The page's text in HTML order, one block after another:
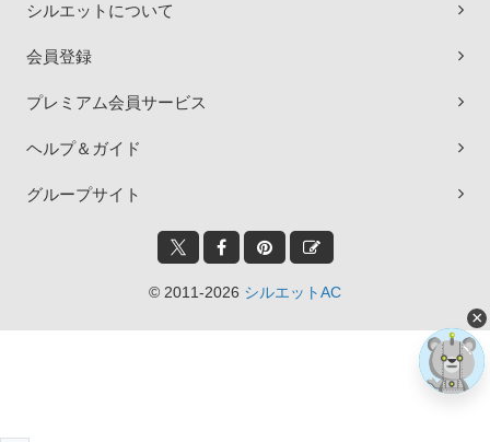
シルエットについて
会員登録
プレミアム会員サービス
ヘルプ＆ガイド
グループサイト
© 2011-2026 シルエットAC
×